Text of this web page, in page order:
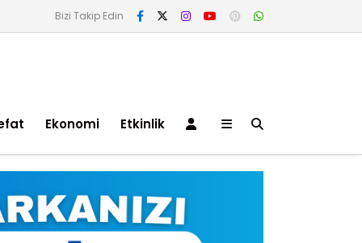
Bizi Takip Edin
Ekonomi Etkinlik